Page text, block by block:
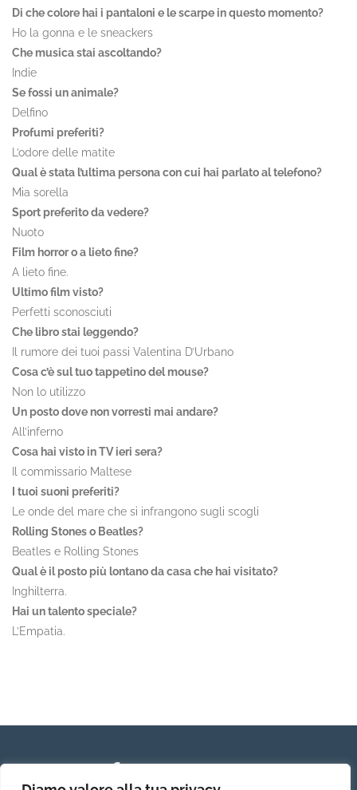
Di che colore hai i pantaloni e le scarpe in questo momento?
Ho la gonna e le sneackers
Che musica stai ascoltando?
Indie
Se fossi un animale?
Delfino
Profumi preferiti?
L’odore delle matite
Qual è stata l’ultima persona con cui hai parlato al telefono?
Mia sorella
Sport preferito da vedere?
Nuoto
Film horror o a lieto fine?
A lieto fine.
Ultimo film visto?
Perfetti sconosciuti
Che libro stai leggendo?
Il rumore dei tuoi passi Valentina D’Urbano
Cosa c’è sul tuo tappetino del mouse?
Non lo utilizzo
Un posto dove non vorresti mai andare?
All’inferno
Cosa hai visto in TV ieri sera?
Il commissario Maltese
I tuoi suoni preferiti?
Le onde del mare che si infrangono sugli scogli
Rolling Stones o Beatles?
Beatles e Rolling Stones
Qual è il posto più lontano da casa che hai visitato?
Inghilterra.
Hai un talento speciale?
L’Empatia.